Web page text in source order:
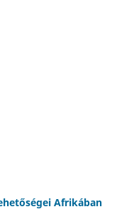
Afrikában